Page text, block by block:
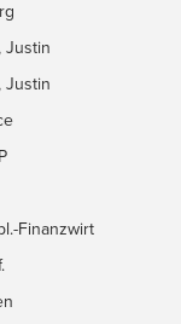
Justin
Justin
Finanzwirt